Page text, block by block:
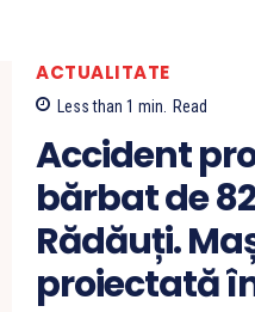
ACTUALITATE
Less than 1 min. Read
Accident
bărbat de
Rădăuți.
proiectată